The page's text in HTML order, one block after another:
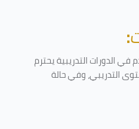
:
الدورات التدريبية يحترم
التدريبي، وفي حالة